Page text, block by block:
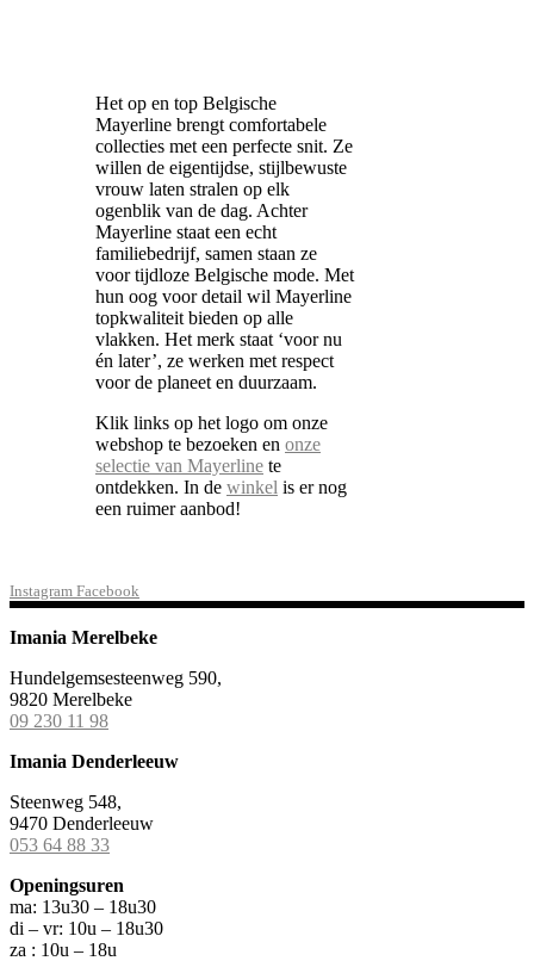
Het op en top Belgische
Mayerline brengt comfortabele
collecties met een perfecte snit. Ze
willen de eigentijdse, stijlbewuste
vrouw laten stralen op elk
ogenblik van de dag. Achter
Mayerline staat een echt
familiebedrijf, samen staan ze
voor tijdloze Belgische mode. Met
hun oog voor detail wil Mayerline
topkwaliteit bieden op alle
vlakken. Het merk staat ‘voor nu
én later’, ze werken met respect
voor de planeet en duurzaam.
Klik links op het logo om onze
webshop te bezoeken en onze
selectie van Mayerline te
ontdekken. In de winkel is er nog
een ruimer aanbod!
Instagram Facebook
Imania Merelbeke
Hundelgemsesteenweg 590,
9820 Merelbeke
09 230 11 98
Imania Denderleeuw
Steenweg 548,
9470 Denderleeuw
053 64 88 33
Openingsuren
ma: 13u30 – 18u30
di – vr: 10u – 18u30
za : 10u – 18u